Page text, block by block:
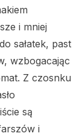
i mniej
sałatek, past
wzbogacając
Z czosnku
są
i